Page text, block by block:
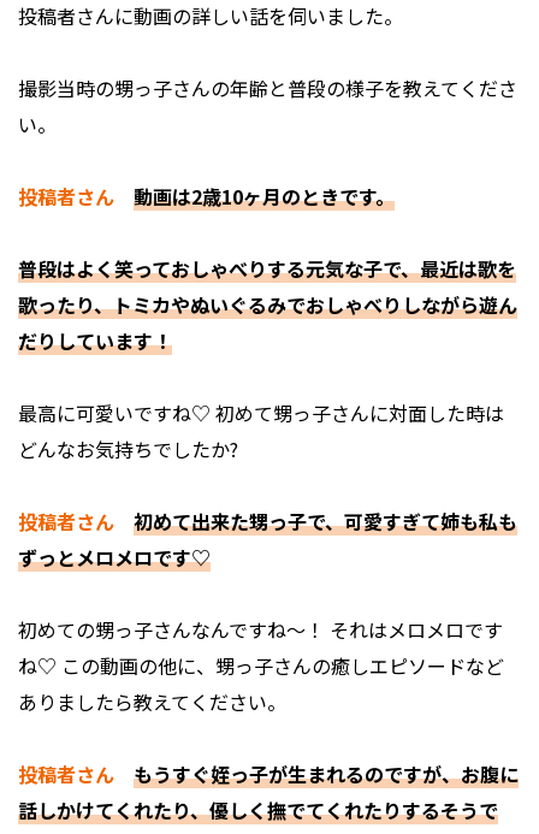
投稿者さんに動画の詳しい話を伺いました。
――撮影当時の甥っ子さんの年齢と普段の様子を教えてくださ
い。
投稿者さん 動画は2歳10ヶ月のときです。
普段はよく笑っておしゃべりする元気な子で、最近は歌を
歌ったり、トミカやぬいぐるみでおしゃべりしながら遊ん
だりしています！
――最高に可愛いですね♡ 初めて甥っ子さんに対面した時は
どんなお気持ちでしたか?
投稿者さん
初めて出来た甥っ子で、可愛すぎて姉も私も
ずっとメロメロです♡
――初めての甥っ子さんなんですね～！ それはメロメロです
ね♡ この動画の他に、甥っ子さんの癒しエピソードなど
ありましたら教えてください。
投稿者さん
もうすぐ姪っ子が生まれるのですが、お腹に
話しかけてくれたり、優しく撫でてくれたりするそうで